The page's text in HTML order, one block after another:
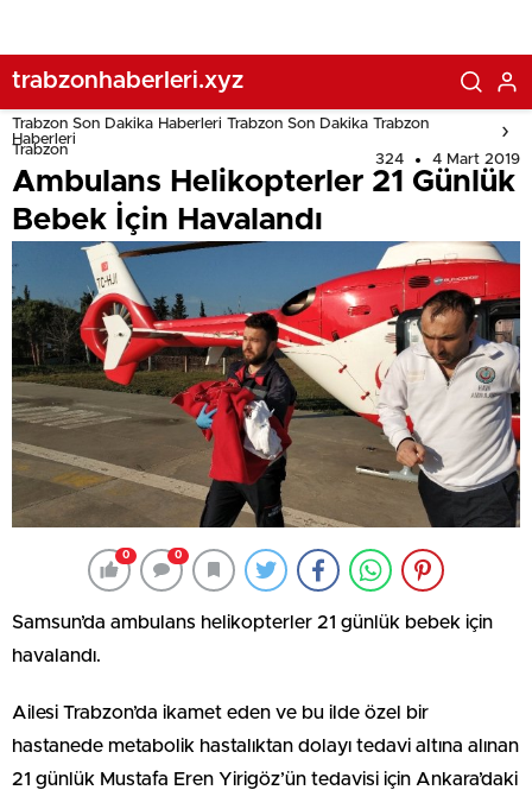
trabzonhaberleri.xyz
Trabzon Son Dakika Haberleri Trabzon Son Dakika Trabzon
Haberleri
Trabzon
324 4 Mart 2019
Ambulans Helikopterler 21 Günlük
Bebek İçin Havalandı
0 0
Samsun’da ambulans helikopterler 21 günlük bebek için
havalandı.
Ailesi Trabzon’da ikamet eden ve bu ilde özel bir
hastanede metabolik hastalıktan dolayı tedavi altına alınan
21 günlük Mustafa Eren Yirigöz’ün tedavisi için Ankara’daki